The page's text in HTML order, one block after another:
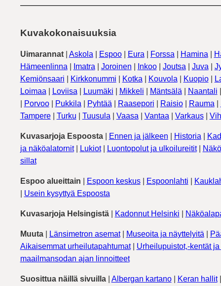
Kuvakokonaisuuksia
Uimarannat| Askola Espoo| Eura Forssa Hamina
Hämeenlinna
Imatra Joroinen Inkoo| Joutsa Juva
Kemiönsaari
Kirkkonummi Kotka Kouvola Kuopio|
Loimaa
Loviisa Luumäki Mikkeli Mäntsälä Naantali
Porvoo| Pukkila Pyhtää Raasepori Raisio| Rauma
Tampere| Turku Tuusula Vaasa Vantaa Varkaus|
Kuvasarjoja Espoosta| Ennen ja jälkeen Historia
ja näköalatornit| Lukiot| Luontopolut ja ulkoilureitit|
sillat
Espoo alueittain Espoon keskus| Espoonlahti
Usein kysyttyä Espoosta
Kuvasarjoja Helsingistä| Kadonnut Helsinki
Muuta| Länsimetron asemat| Museoita ja näyttelyitä
Aikaisemmat urheilutapahtumat| Urheilupuistot,-kentät
maailmansodan ajan linnoitteet
Suosittua näillä sivuilla| Albergan kartano| Keran hallit